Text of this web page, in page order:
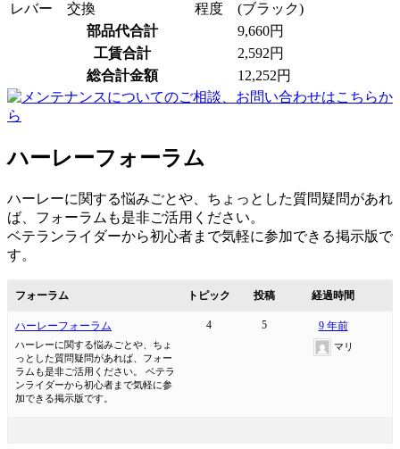
レバー 交換
程度
(ブラック)
部品代合計
9,660円
工賃合計
2,592円
総合計金額
12,252円
ハーレーフォーラム
ハーレーに関する悩みごとや、ちょっとした質問疑問があれ
ば、フォーラムも是非ご活用ください。
ベテランライダーから初心者まで気軽に参加できる掲示版で
す。
フォーラム トピック 投稿 経過時間
ハーレーフォーラム
ハーレーに関する悩みごとや、ちょ
っとした質問疑問があれば、フォー
ラムも是非ご活用ください。 ベテラ
ンライダーから初心者まで気軽に参
加できる掲示版です。
4 5 9 年前
マリ